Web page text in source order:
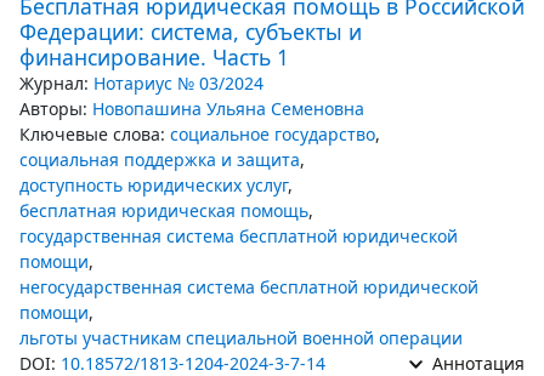
Бесплатная юридическая помощь в Российской
Федерации: система, субъекты и
финансирование. Часть 1
Журнал: Нотариус № 03/2024
Авторы: Новопашина Ульяна Семеновна
Ключевые слова: социальное государство,
социальная поддержка и защита,
доступность юридических услуг,
бесплатная юридическая помощь,
государственная система бесплатной юридической
помощи,
негосударственная система бесплатной юридической
помощи,
льготы участникам специальной военной операции
DOI: 10.18572/1813-1204-2024-3-7-14 Аннотация